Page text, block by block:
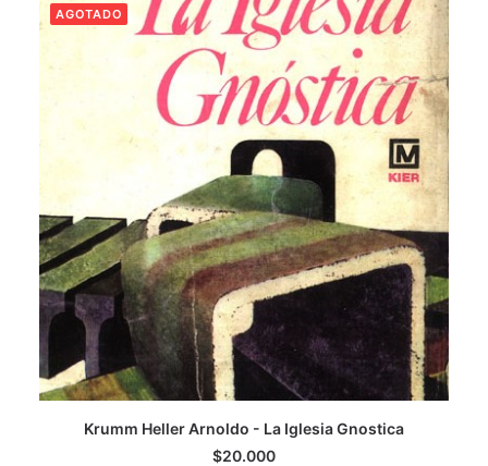
AGOTADO
LEER MÁS
Krumm Heller Arnoldo - La Iglesia Gnostica
$20.000